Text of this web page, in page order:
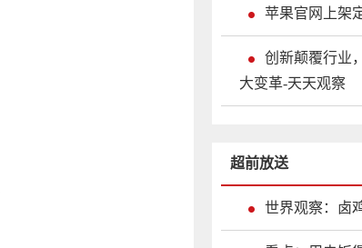
苹果官网上架
创新颠覆行业
大变革-天天观察
超前放送
世界观察：卤